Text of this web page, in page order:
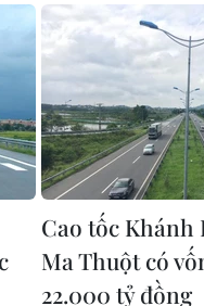
Cao tốc Khánh
Ma Thuột có
22.000 tỷ đồng